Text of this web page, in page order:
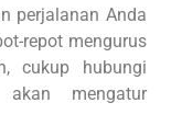
perjalanan Anda
repot mengurus
cukup hubungi
mengatur